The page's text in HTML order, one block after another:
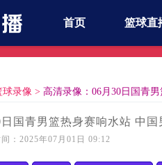
首页 篮球直
球录像 > 高清录像：06月30日国青
国青男篮热身赛响水站 中
：2025年07月01日 09:12